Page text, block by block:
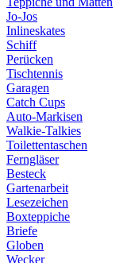
Jo-Jos
Inlineskates
Schiff
Perücken
Tischtennis
Garagen
Catch Cups
Auto-Markisen
Walkie-Talkies
Toilettentaschen
Ferngläser
Besteck
Gartenarbeit
Lesezeichen
Boxteppiche
Briefe
Globen
Wecker